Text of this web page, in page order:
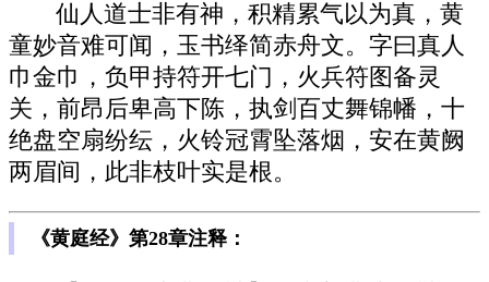
仙人道士非有神，积精累气以为真，黄
童妙音难可闻，玉书绎简赤舟文。字曰真人
巾金巾，负甲持符开七门，火兵符图备灵
关，前昂后卑高下陈，执剑百丈舞锦幡，十
绝盘空扇纷纭，火铃冠霄坠落烟，安在黄阙
两眉间，此非枝叶实是根。
《黄庭经》第28章注释：